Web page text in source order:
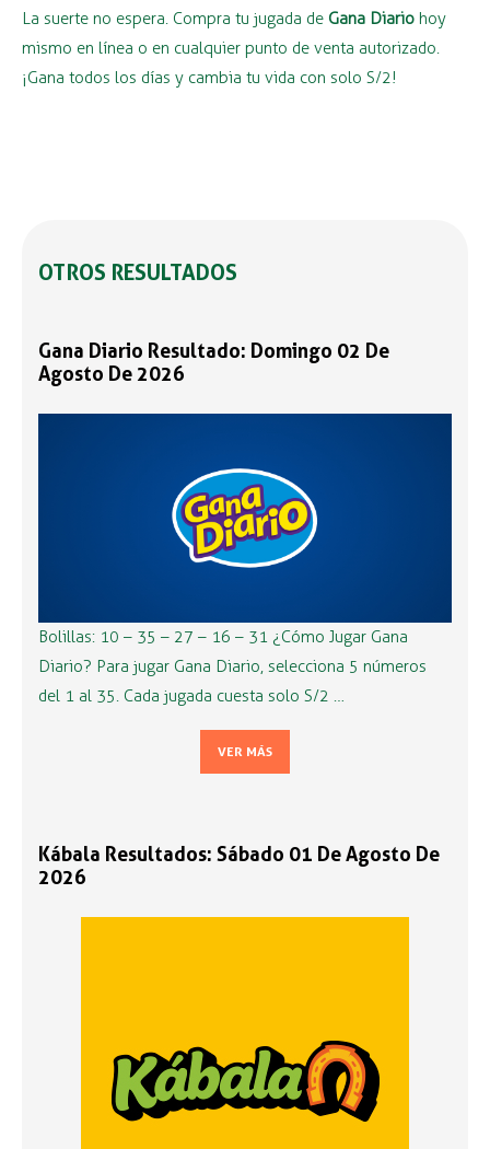
La suerte no espera. Compra tu jugada de Gana Diario hoy
mismo en línea o en cualquier punto de venta autorizado.
¡Gana todos los días y cambia tu vida con solo S/2!
OTROS RESULTADOS
Gana Diario Resultado: Domingo 02 De
Agosto De 2026
Bolillas: 10 – 35 – 27 – 16 – 31 ¿Cómo Jugar Gana
Diario? Para jugar Gana Diario, selecciona 5 números
del 1 al 35. Cada jugada cuesta solo S/2 …
VER MÁS
Kábala Resultados: Sábado 01 De Agosto De
2026